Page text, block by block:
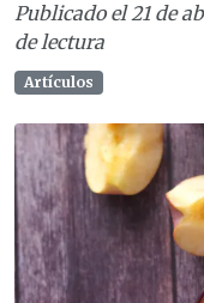
Publicado el21 de
de lectura
Artículos